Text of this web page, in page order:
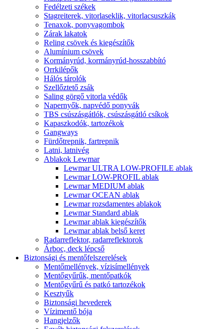
Fedélzeti székek
Stagreiterek, vitorlaseklik, vitorlacsuszkák
Tenaxok, ponyvagombok
Zárak lakatok
Reling csövek és kiegészítők
Alumínium csövek
Kormányrúd, kormányrúd-hosszabbító
Orrkilépők
Hálós tárolók
Szellőztető zsák
Saling görgő vitorla védők
Napernyők, napvédő ponyvák
TBS csúszásgátlók, csúszásgátló csíkok
Kapaszkodók, tartozékok
Gangways
Fürdőtrepnik, fartrepnik
Latni, latnivég
Ablakok Lewmar
Lewmar ULTRA LOW-PROFILE ablak
Lewmar LOW-PROFIL ablak
Lewmar MEDIUM ablak
Lewmar OCEAN ablak
Lewmar rozsdamentes ablakok
Lewmar Standard ablak
Lewmar ablak kiegészítők
Lewmar ablak belső keret
Radarreflektor, radarreflektorok
Árboc, deck lépcső
Biztonsági és mentőfelszerelések
Mentőmellények, vízisímellények
Mentőgyűrűk, mentőpatkók
Mentőgyűrű és patkó tartozékok
Kesztyűk
Biztonsági hevederek
Vízimentő bója
Hangjelzők